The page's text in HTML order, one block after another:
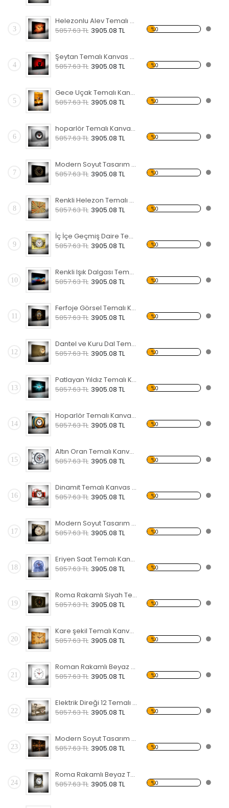
3
Helezonlu Alev Temalı Kanvas Saat
5857.63 TL 3905.08 TL %0
4
Şeytan Temalı Kanvas Saat
5857.63 TL 3905.08 TL %0
5
Gece Uçak Temalı Kanvas Saat
5857.63 TL 3905.08 TL %0
6
hoparlör Temalı Kanvas Saat
5857.63 TL 3905.08 TL %0
7
Modern Soyut Tasarım 20 Temalı Kanvas Saat
5857.63 TL 3905.08 TL %0
8
Renkli Helezon Temalı Kanvas Saat
5857.63 TL 3905.08 TL %0
9
İç İçe Geçmiş Daire Temalı Kanvas Saat
5857.63 TL 3905.08 TL %0
10
Renkli Işık Dalgası Temalı Kanvas Saat
5857.63 TL 3905.08 TL %0
11
Ferfoje Görsel Temalı Kanvas Saat
5857.63 TL 3905.08 TL %0
12
Dantel ve Kuru Dal Temalı Kanvas Saat
5857.63 TL 3905.08 TL %0
13
Patlayan Yıldız Temalı Kanvas Saat
5857.63 TL 3905.08 TL %0
14
Hoparlör Temalı Kanvas Saat
5857.63 TL 3905.08 TL %0
15
Altın Oran Temalı Kanvas Saat
5857.63 TL 3905.08 TL %0
16
Dinamit Temalı Kanvas Saat
5857.63 TL 3905.08 TL %0
17
Modern Soyut Tasarım 19 Temalı Kanvas Saat
5857.63 TL 3905.08 TL %0
18
Eriyen Saat Temalı Kanvas Saat
5857.63 TL 3905.08 TL %0
19
Roma Rakamlı Siyah Temalı Kanvas Saat
5857.63 TL 3905.08 TL %0
20
Kare şekil Temalı Kanvas Saat
5857.63 TL 3905.08 TL %0
21
Roman Rakamlı Beyaz 2 Temalı Kanvas Saat
5857.63 TL 3905.08 TL %0
22
Elektrik Direği 12 Temalı Kanvas Saat
5857.63 TL 3905.08 TL %0
23
Modern Soyut Tasarım 17 Temalı Kanvas Saat
5857.63 TL 3905.08 TL %0
24
Roma Rakamlı Beyaz Temalı Kanvas Saat
5857.63 TL 3905.08 TL %0